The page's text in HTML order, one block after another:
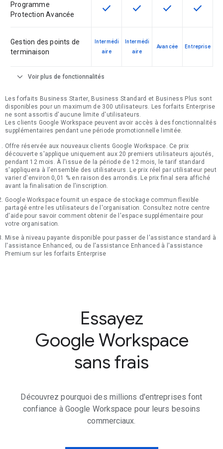
Programme
Protection Avancée
Cette fonctionnalité est disponible
check Cette fonctionnalité est
check Cette
check Cette
check
Gestion des points de
terminaison
Intermédi
aire
Intermédi
aire
Avancée Entreprise
expand_more Voir plus de fonctionnalités
Les forfaits Business Starter, Business Standard et Business Plus sont
disponibles pour un maximum de 300 utilisateurs. Les forfaits Enterprise
ne sont assortis d'aucune limite d'utilisateurs.
Les clients Google Workspace peuvent avoir accès à des fonctionnalités
supplémentaires pendant une période promotionnelle limitée.
Offre réservée aux nouveaux clients Google Workspace. Ce prix
découverte s'applique uniquement aux 20 premiers utilisateurs ajoutés,
pendant 12 mois. À l'issue de la période de 12 mois, le tarif standard
s'appliquera à l'ensemble des utilisateurs. Le prix réel par utilisateur peut
varier d'environ 0,01 % en raison des arrondis. Le prix final sera affiché
avant la finalisation de l'inscription.
Google Workspace fournit un espace de stockage commun flexible
partagé entre les utilisateurs de l'organisation. Consultez notre centre
d'aide pour savoir comment obtenir de l'espace supplémentaire pour
votre organisation.
Mise à niveau payante disponible pour passer de l'assistance standard à
l'assistance Enhanced, ou de l'assistance Enhanced à l'assistance
Premium sur les forfaits Enterprise
Essayez
Google Workspace
sans frais
Découvrez pourquoi des millions d'entreprises font
confiance à Google Workspace pour leurs besoins
commerciaux.